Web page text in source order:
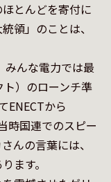
とんどを寄付に
領」のことは、
んな電力では最
）のローンチ準
ENECTから
時国連でのスピー
んの言葉には、
ます。